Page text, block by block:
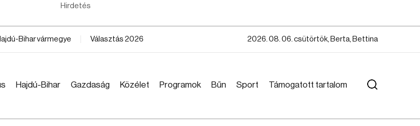
Hirdetés
Bihar vármegye Választás 2026 2026. 08. 06. csütörtök, Berta, Bettina
Hajdú-Bihar Gazdaság Közélet Programok Bűn Sport Támogatott tartalom